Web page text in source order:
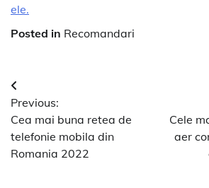
ele.
Posted in Recomandari
Navigare
în
articole
Previous:
Cea mai buna retea de
telefonie mobila din
Romania 2022
Cele
aer